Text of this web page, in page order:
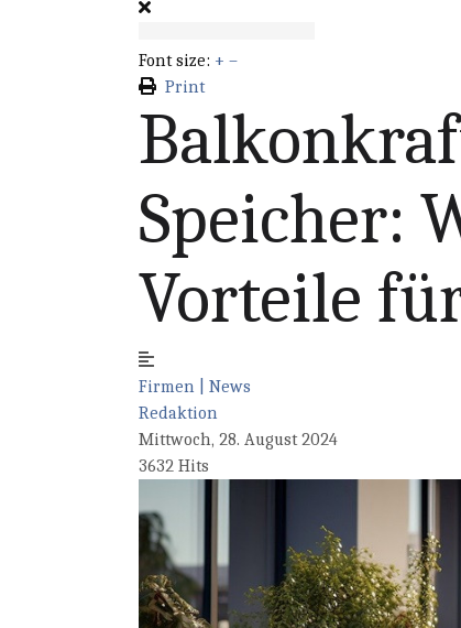
Font size: + –
Print
Speicher:
Vorteile
Firmen | News
Redaktion
Mittwoch, 28. August 2024
3632 Hits